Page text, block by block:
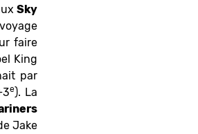
Sky
faire
King
par
e). La
Jake